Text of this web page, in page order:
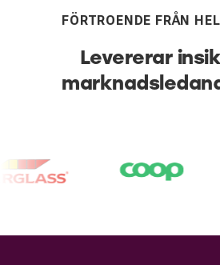
FÖRTROENDE FRÅN
Levererar